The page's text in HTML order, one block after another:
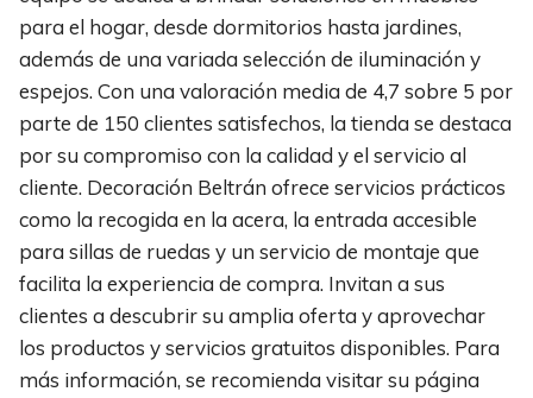
para el hogar, desde dormitorios hasta jardines,
además de una variada selección de iluminación y
espejos. Con una valoración media de 4,7 sobre 5 por
parte de 150 clientes satisfechos, la tienda se destaca
por su compromiso con la calidad y el servicio al
cliente. Decoración Beltrán ofrece servicios prácticos
como la recogida en la acera, la entrada accesible
para sillas de ruedas y un servicio de montaje que
facilita la experiencia de compra. Invitan a sus
clientes a descubrir su amplia oferta y aprovechar
los productos y servicios gratuitos disponibles. Para
más información, se recomienda visitar su página